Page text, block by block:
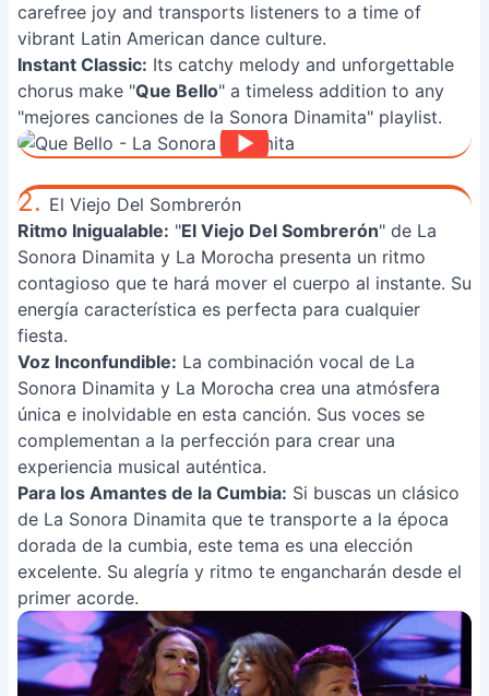
carefree joy and transports listeners to a time of
vibrant Latin American dance culture.
Instant Classic: Its catchy melody and unforgettable
chorus make "Que Bello" a timeless addition to any
"mejores canciones de la Sonora Dinamita" playlist.
2. El Viejo Del Sombrerón
Ritmo Inigualable: "El Viejo Del Sombrerón" de La
Sonora Dinamita y La Morocha presenta un ritmo
contagioso que te hará mover el cuerpo al instante. Su
energía característica es perfecta para cualquier
fiesta.
Voz Inconfundible: La combinación vocal de La
Sonora Dinamita y La Morocha crea una atmósfera
única e inolvidable en esta canción. Sus voces se
complementan a la perfección para crear una
experiencia musical auténtica.
Para los Amantes de la Cumbia: Si buscas un clásico
de La Sonora Dinamita que te transporte a la época
dorada de la cumbia, este tema es una elección
excelente. Su alegría y ritmo te engancharán desde el
primer acorde.